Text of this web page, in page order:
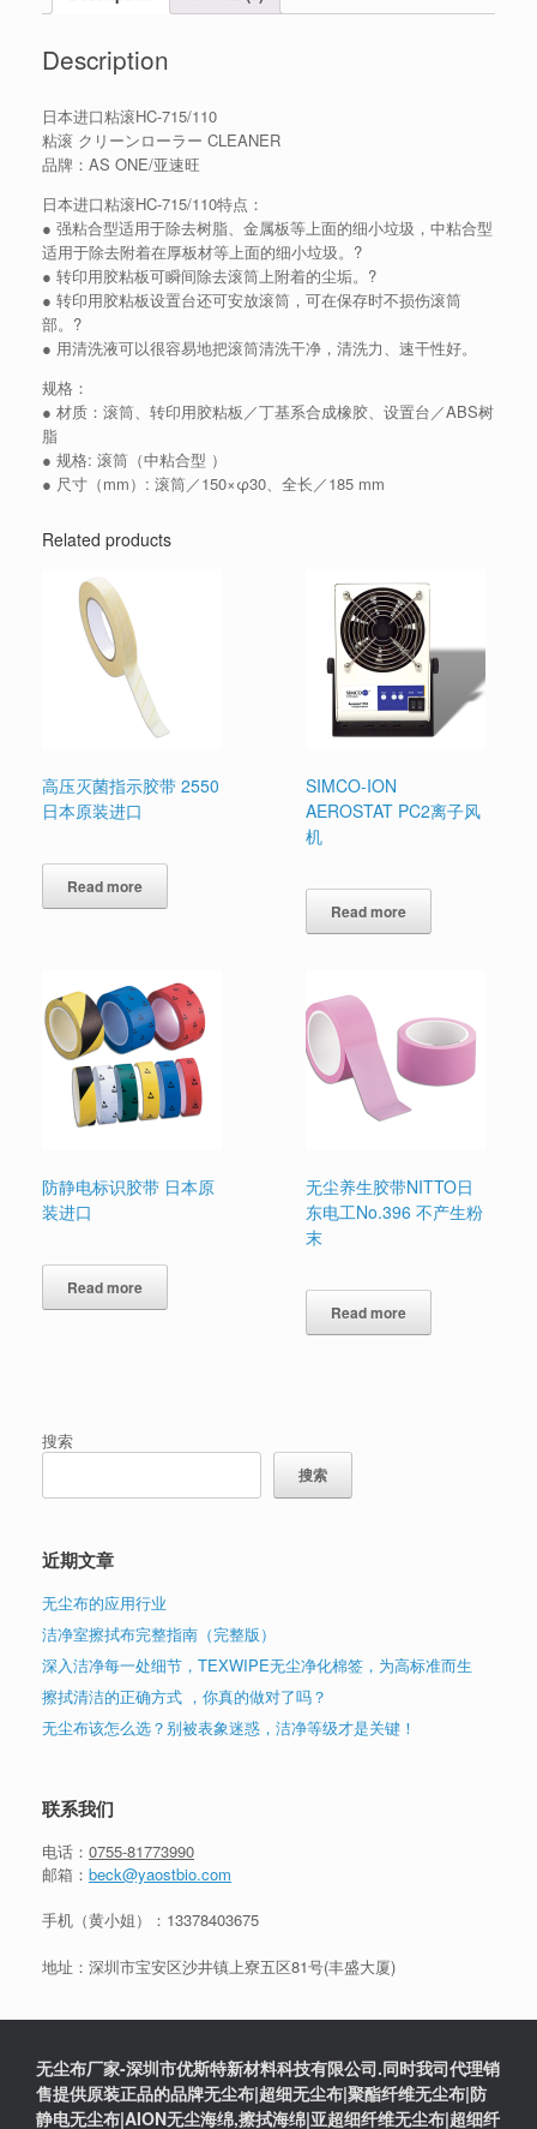
Description
日本进口粘滚HC-715/110
粘滚 クリーンローラー CLEANER
品牌：AS ONE/亚速旺
日本进口粘滚HC-715/110特点：
● 强粘合型适用于除去树脂、金属板等上面的细小垃圾，中粘合型
适用于除去附着在厚板材等上面的细小垃圾。?
● 转印用胶粘板可瞬间除去滚筒上附着的尘垢。?
● 转印用胶粘板设置台还可安放滚筒，可在保存时不损伤滚筒
部。?
● 用清洗液可以很容易地把滚筒清洗干净，清洗力、速干性好。
规格：
● 材质：滚筒、转印用胶粘板／丁基系合成橡胶、设置台／ABS树
脂
● 规格: 滚筒（中粘合型 ）
● 尺寸（mm）: 滚筒／150×φ30、全长／185 mm
Related products
高压灭菌指示胶带 2550
日本原装进口
Read more
SIMCO-ION
AEROSTAT PC2离子风
机
Read more
防静电标识胶带 日本原
装进口
Read more
无尘养生胶带NITTO日
东电工No.396 不产生粉
末
Read more
搜索
搜索
近期文章
无尘布的应用行业
洁净室擦拭布完整指南（完整版）
深入洁净每一处细节，TEXWIPE无尘净化棉签，为高标准而生
擦拭清洁的正确方式 ，你真的做对了吗？
无尘布该怎么选？别被表象迷惑，洁净等级才是关键！
联系我们
电话： 0755-81773990
邮箱： beck@yaostbio.com
手机（黄小姐）： 13378403675
地址：深圳市宝安区沙井镇上寮五区81号(丰盛大厦)
无尘布厂家-深圳市优斯特新材料科技有限公司.同时我司代理销
售提供原装正品的品牌无尘布|超细无尘布|聚酯纤维无尘布|防
静电无尘布|AION无尘海绵,擦拭海绵|亚超细纤维无尘布|超细纤